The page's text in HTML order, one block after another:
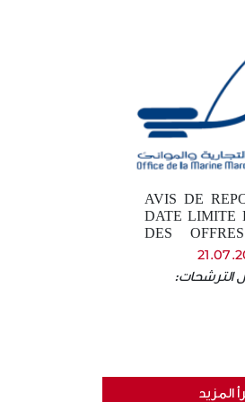
AVIS DE
DATE LIMITE
DES
الترشحات:
المزيد